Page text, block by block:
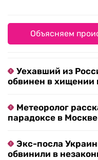
Объясняем
Уехавший из
обвинен в хищении
Метеоролог
парадоксе в Москве
Экс-посла
обвинили в